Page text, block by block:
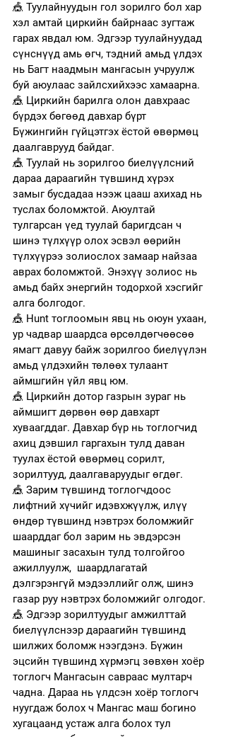
🎪 Туулайнуудын гол зорилго бол хар
хэл амтай циркийн байрнаас зугтаж
гарах явдал юм. Эдгээр туулайнуудад
сүнснүүд амь өгч, тэдний амьд үлдэх
нь Багт наадмын мангасын учруулж
буй аюулаас зайлсхийхээс хамаарна.
🎪 Циркийн барилга олон давхраас
бүрдэх бөгөөд давхар бүрт
Бүжингийн гүйцэтгэх ёстой өвөрмөц
даалгаврууд байдаг.
🎪 Туулай нь зорилгоо биелүүлсний
дараа дараагийн түвшинд хүрэх
замыг бусдадаа нээж цааш ахихад нь
туслах боломжтой. Аюултай
тулгарсан үед туулай баригдсан ч
шинэ түлхүүр олох эсвэл өөрийн
түлхүүрээ золиослох замаар найзаа
аврах боломжтой. Энэхүү золиос нь
амьд байх энергийн тодорхой хэсгийг
алга болгодог.
🎪 Hunt тоглоомын явц нь оюун ухаан,
ур чадвар шаардса өрсөлдөгчөөсөө
ямагт давуу байж зорилгоо биелүүлэн
амьд үлдэхийн төлөөх тулаант
аймшгийн үйл явц юм.
🎪 Циркийн дотор газрын зураг нь
аймшигт дөрвөн өөр давхарт
хуваагддаг. Давхар бүр нь тоглогчид
ахиц дэвшил гаргахын тулд даван
туулах ёстой өвөрмөц сорилт,
зорилтууд, даалгаваруудыг өгдөг.
🎪 Зарим түвшинд тоглогчдоос
лифтний хүчийг идэвхжүүлж, илүү
өндөр түвшинд нэвтрэх боломжийг
шаарддаг бол зарим нь эвдэрсэн
машиныг засахын тулд толгойгоо
ажиллуулж,  шаардлагатай
дэлгэрэнгүй мэдээллийг олж, шинэ
газар руу нэвтрэх боломжийг олгодог.
🎪 Эдгээр зорилтуудыг амжилттай
биелүүлснээр дараагийн түвшинд
шилжих боломж нээгдэнэ. Бүжин
эцсийн түвшинд хүрмэгц зөвхөн хоёр
тоглогч Мангасын савраас мултарч
чадна. Дараа нь үлдсэн хоёр тоглогч
нуугдаж болох ч Мангас маш богино
хугацаанд устаж алга болох тул